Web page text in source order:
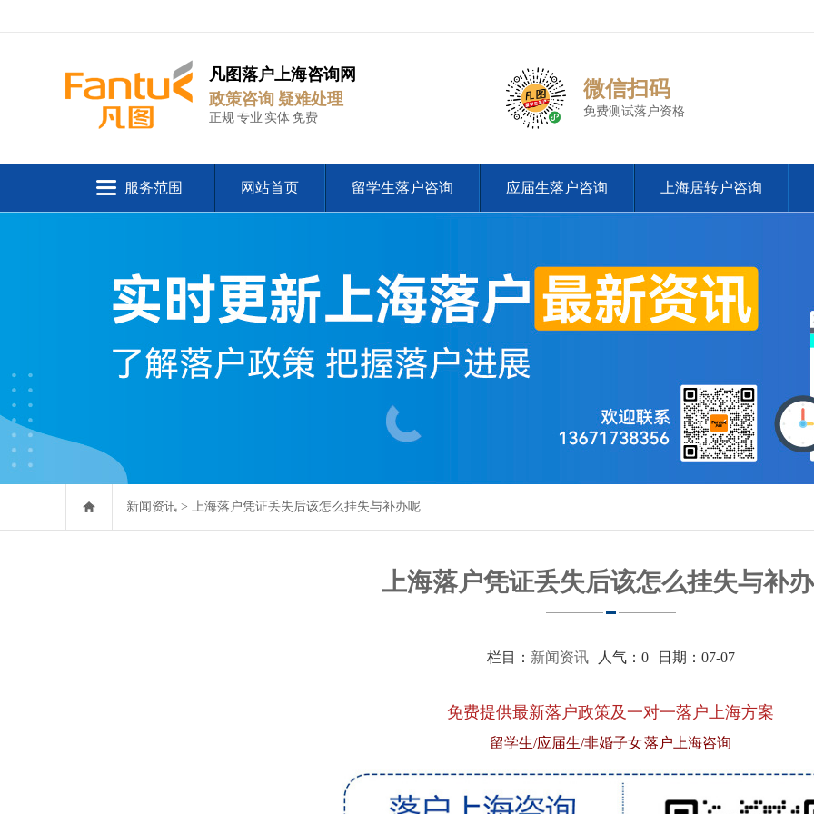
凡图落户上海咨询网
政策咨询 疑难处理
正规 专业 实体 免费
微信扫码
免费测试落户资格
服务范围 网站首页 留学生落户咨询 应届生落户咨询 上海居转户咨询
新闻资讯 > 上海落户凭证丢失后该怎么挂失与补办呢
上海落户凭证丢失后该怎么挂失与补
栏目： 新闻资讯人气： 0日期：07-07
免费提供最新落户政策及一对一落户上海方案
留学生/应届生/非婚子女 落户上海咨询